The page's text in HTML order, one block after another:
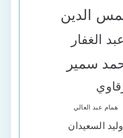
الدين
الغفار
سمير
همام عبد العالي
وليد السعيدان